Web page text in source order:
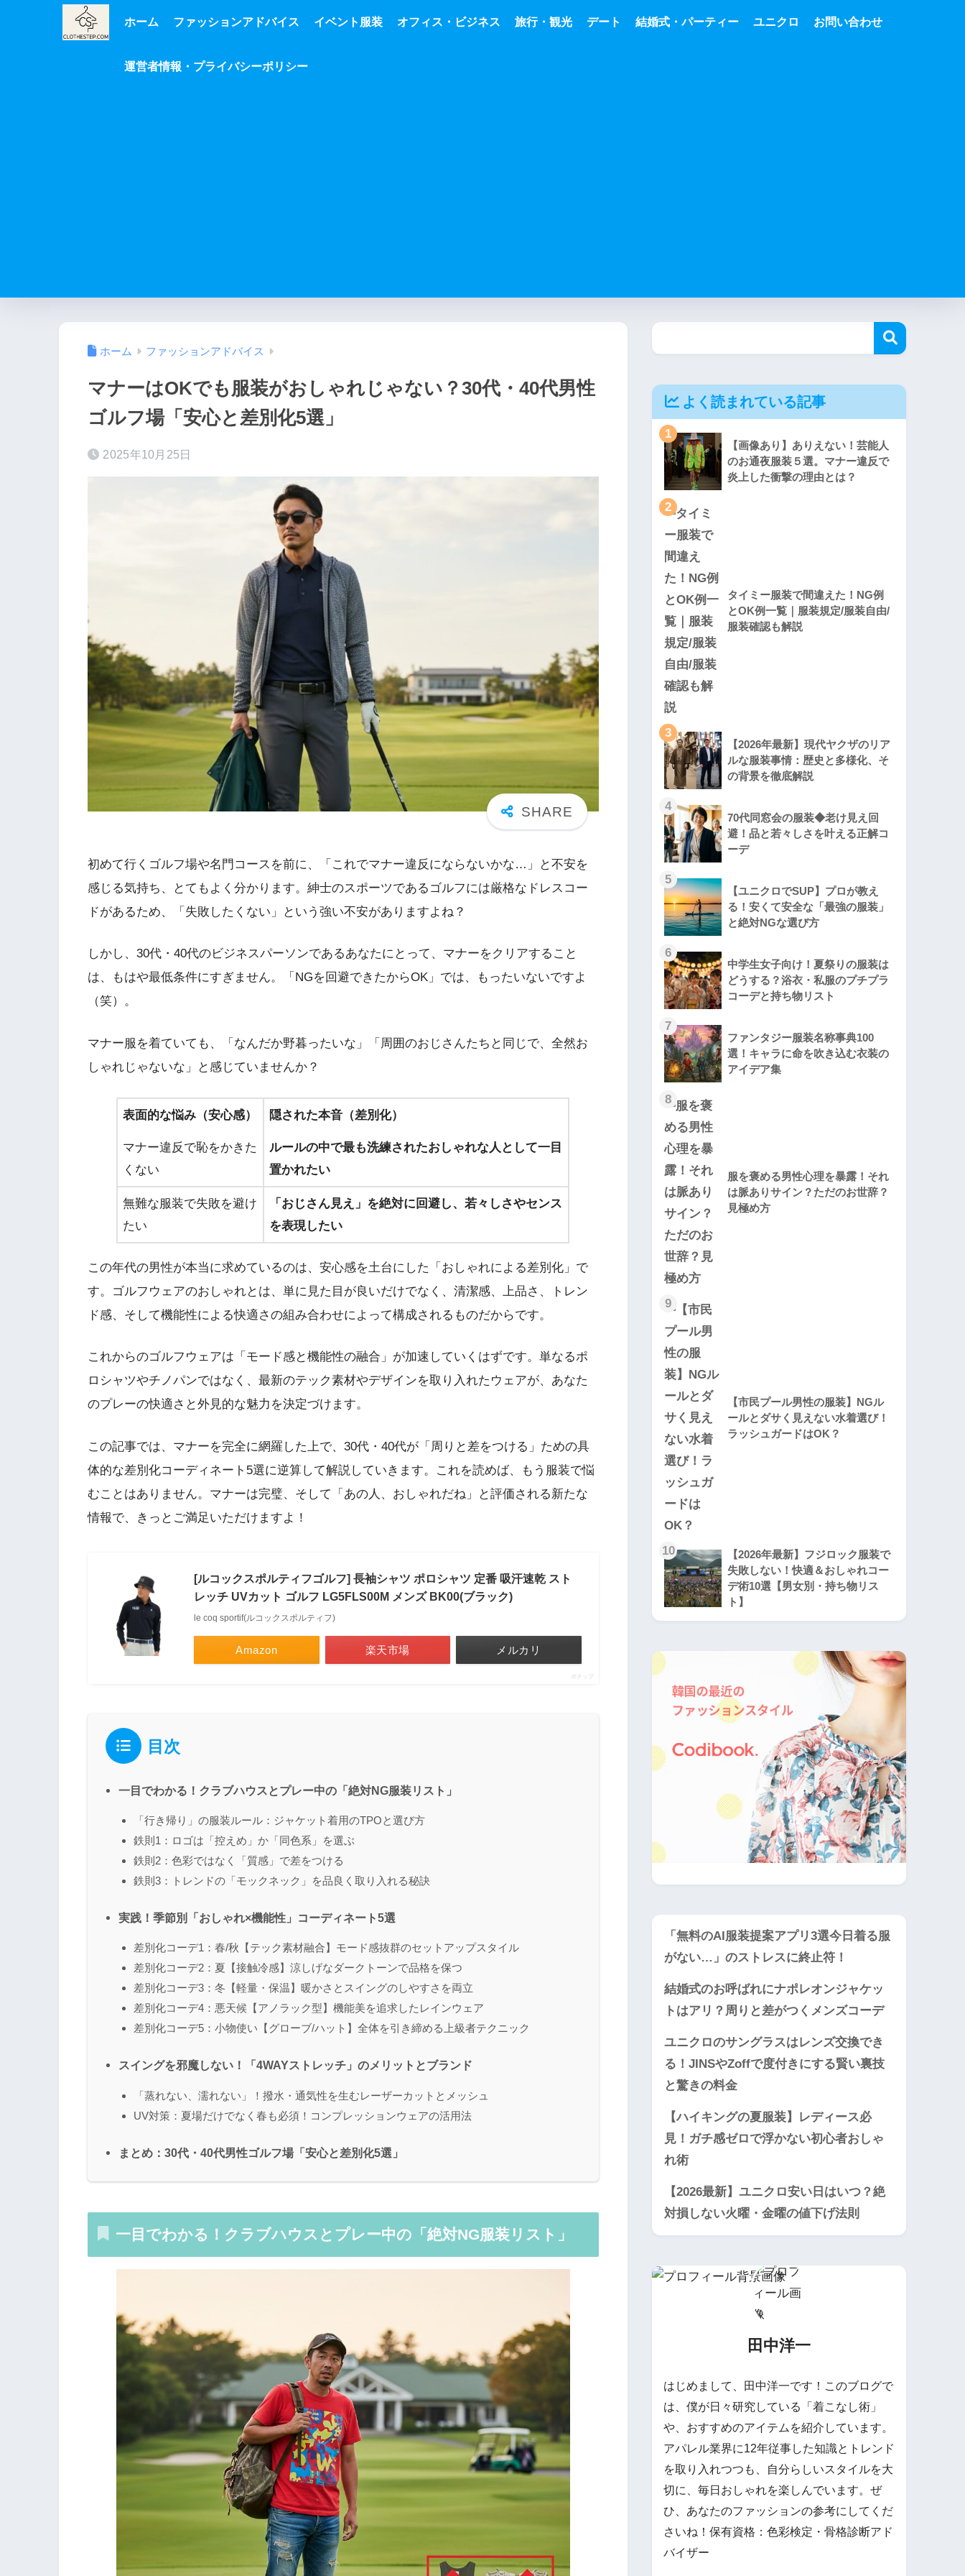
ホーム ファッションアドバイス イベント服装 オフィス・ビジネス 旅行・観光 デート 結婚式・パーティー ユニクロ お問い合わせ
運営者情報・プライバシーポリシー
ホーム ファッションアドバイス
マナーはOKでも服装がおしゃれじゃない？30代・40代男性
ゴルフ場「安心と差別化5選」
2025年10月25日
初めて行くゴルフ場や名門コースを前に、「これでマナー違反にならないかな…」と不安を
感じる気持ち、とてもよく分かります。紳士のスポーツであるゴルフには厳格なドレスコー
ドがあるため、「失敗したくない」という強い不安がありますよね？
しかし、30代・40代のビジネスパーソンであるあなたにとって、マナーをクリアすること
は、もはや最低条件にすぎません。「NGを回避できたからOK」では、もったいないですよ
（笑）。
マナー服を着ていても、「なんだか野暮ったいな」「周囲のおじさんたちと同じで、全然お
しゃれじゃないな」と感じていませんか？
表面的な悩み（安心感） 隠された本音（差別化）
マナー違反で恥をかきた
くない
ルールの中で最も洗練されたおしゃれな人として一目
置かれたい
無難な服装で失敗を避け
たい
「おじさん見え」を絶対に回避し、若々しさやセンス
を表現したい
この年代の男性が本当に求めているのは、安心感を土台にした「おしゃれによる差別化」で
す。ゴルフウェアのおしゃれとは、単に見た目が良いだけでなく、清潔感、上品さ、トレン
ド感、そして機能性による快適さの組み合わせによって構成されるものだからです。
これからのゴルフウェアは「モード感と機能性の融合」が加速していくはずです。単なるポ
ロシャツやチノパンではなく、最新のテック素材やデザインを取り入れたウェアが、あなた
のプレーの快適さと外見的な魅力を決定づけます。
この記事では、マナーを完全に網羅した上で、30代・40代が「周りと差をつける」ための具
体的な差別化コーディネート5選に逆算して解説していきます。これを読めば、もう服装で悩
むことはありません。マナーは完璧、そして「あの人、おしゃれだね」と評価される新たな
情報で、きっとご満足いただけますよ！
[ルコックスポルティフゴルフ] 長袖シャツ ポロシャツ 定番 吸汗速乾 スト
レッチ UVカット ゴルフ LG5FLS00M メンズ BK00(ブラック)
le coq sportif(ルコックスポルティフ)
Amazon 楽天市場 メルカリ
ポチップ
目次
一目でわかる！クラブハウスとプレー中の「絶対NG服装リスト」
「行き帰り」の服装ルール：ジャケット着用のTPOと選び方
鉄則1：ロゴは「控えめ」か「同色系」を選ぶ
鉄則2：色彩ではなく「質感」で差をつける
鉄則3：トレンドの「モックネック」を品良く取り入れる秘訣
実践！季節別「おしゃれ×機能性」コーディネート5選
差別化コーデ1：春/秋【テック素材融合】モード感抜群のセットアップスタイル
差別化コーデ2：夏【接触冷感】涼しげなダークトーンで品格を保つ
差別化コーデ3：冬【軽量・保温】暖かさとスイングのしやすさを両立
差別化コーデ4：悪天候【アノラック型】機能美を追求したレインウェア
差別化コーデ5：小物使い【グローブ/ハット】全体を引き締める上級者テクニック
スイングを邪魔しない！「4WAYストレッチ」のメリットとブランド
「蒸れない、濡れない」！撥水・通気性を生むレーザーカットとメッシュ
UV対策：夏場だけでなく春も必須！コンプレッションウェアの活用法
まとめ：30代・40代男性ゴルフ場「安心と差別化5選」
一目でわかる！クラブハウスとプレー中の「絶対NG服装リスト」
よく読まれている記事
1
【画像あり】ありえない！芸能人
のお通夜服装５選。マナー違反で
炎上した衝撃の理由とは？
2
タイミー服装で間違えた！NG例
とOK例一覧｜服装規定/服装自由/
服装確認も解説
3
【2026年最新】現代ヤクザのリア
ルな服装事情：歴史と多様化、そ
の背景を徹底解説
4
70代同窓会の服装◆老け見え回
避！品と若々しさを叶える正解コ
ーデ
5
【ユニクロでSUP】プロが教え
る！安くて安全な「最強の服装」
と絶対NGな選び方
6
中学生女子向け！夏祭りの服装は
どうする？浴衣・私服のプチプラ
コーデと持ち物リスト
7
ファンタジー服装名称事典100
選！キャラに命を吹き込む衣装の
アイデア集
8
服を褒める男性心理を暴露！それ
は脈ありサイン？ただのお世辞？
見極め方
9
【市民プール男性の服装】NGル
ールとダサく見えない水着選び！
ラッシュガードはOK？
10
【2026年最新】フジロック服装で
失敗しない！快適＆おしゃれコー
デ術10選【男女別・持ち物リス
ト】
「無料のAI服装提案アプリ3選今日着る服
がない…」のストレスに終止符！
結婚式のお呼ばれにナポレオンジャケッ
トはアリ？周りと差がつくメンズコーデ
ユニクロのサングラスはレンズ交換でき
る！JINSやZoffで度付きにする賢い裏技
と驚きの料金
【ハイキングの夏服装】レディース必
見！ガチ感ゼロで浮かない初心者おしゃ
れ術
【2026最新】ユニクロ安い日はいつ？絶
対損しない火曜・金曜の値下げ法則
田中洋一
はじめまして、田中洋一です！このブログで
は、僕が日々研究している「着こなし術」
や、おすすめのアイテムを紹介しています。
アパレル業界に12年従事した知識とトレンド
を取り入れつつも、自分らしいスタイルを大
切に、毎日おしゃれを楽しんでいます。ぜ
ひ、あなたのファッションの参考にしてくだ
さいね！保有資格：色彩検定・骨格診断アド
バイザー